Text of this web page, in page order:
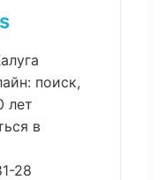
поиск,
лет
в
28